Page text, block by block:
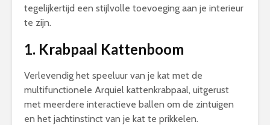
tegelijkertijd een stijlvolle toevoeging aan je interieur
te zijn.
1. Krabpaal Kattenboom
Verlevendig het speeluur van je kat met de
multifunctionele Arquiel kattenkrabpaal, uitgerust
met meerdere interactieve ballen om de zintuigen
en het jachtinstinct van je kat te prikkelen.